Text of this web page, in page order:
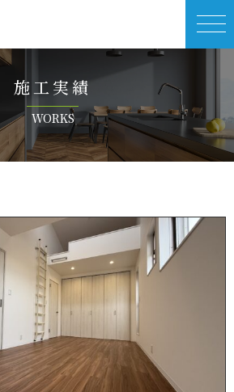
施 工 実 績
W O R K S